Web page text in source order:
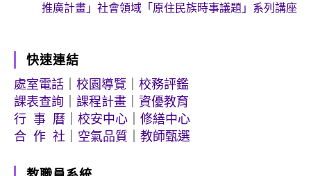
推廣計畫」社會領域「原住民族時事議題」系列講座
快速連結
處室電話
校園導覽
校務評鑑
課表查詢
課程計畫
資優教育
行 事 曆
校安中心
修繕中心
合 作 社
空氣品質 教師甄選